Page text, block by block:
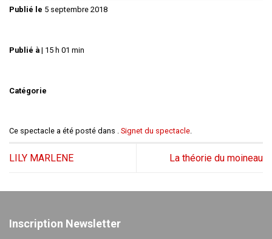
Publié le 5 septembre 2018
Publié à | 15 h 01 min
Catégorie
Ce spectacle a été posté dans . Signet du spectacle.
LILY MARLENE La théorie du moineau
Inscription Newsletter